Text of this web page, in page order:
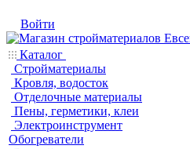
Войти
Каталог
Стройматериалы
Кровля, водосток
Отделочные материалы
Пены, герметики, клеи
Электроинструмент
Обогреватели